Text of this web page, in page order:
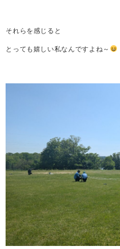
それらを感じると
とっても嬉しい私なんですよね～